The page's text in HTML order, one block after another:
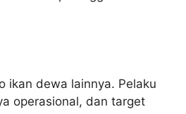
ikan dewa lainnya. Pelaku
operasional, dan target